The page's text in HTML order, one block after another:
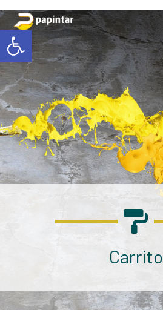
Abrir barra de
Carrito
Carrito